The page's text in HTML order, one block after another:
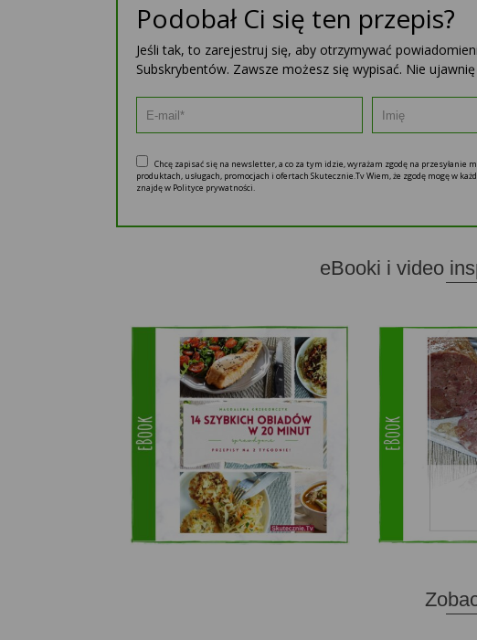
Podobał Ci się ten przepis?
Jeśli tak, to zarejestruj się, aby otrzymywać
Subskrybentów. Zawsze możesz się wypisać. Nie
Chcę zapisać się na newsletter, a co za tym idzie, wyrażam zgodę na
produktach, usługach, promocjach i ofertach Skutecznie.Tv Wiem, że zgodę mogę w
znajdę w Polityce prywatności.
eBooki i video